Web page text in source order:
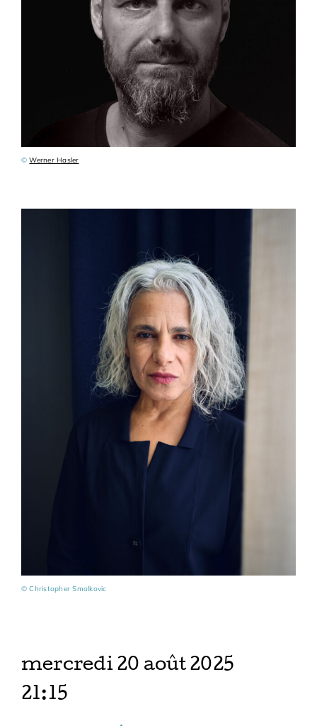
Adhésions
©Werner Hasler
© Christopher Smolkovic
mercredi 20 août 2025
21:15